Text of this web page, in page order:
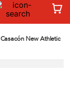
Casacón New Athletic